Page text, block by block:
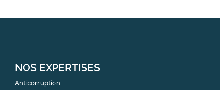
NOS EXPERTISES
Anticorruption